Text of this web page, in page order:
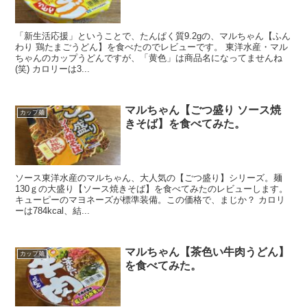
「新生活応援」ということで、たんぱく質9.2gの、マルちゃん【ふん
わり 鶏たまごうどん】を食べたのでレビューです。 東洋水産・マル
ちゃんのカップうどんですが、「黄色」は商品名になってませんね
(笑) カロリーは3...
カップ麺
マルちゃん【ごつ盛り ソース焼
きそば】を食べてみた。
ソース東洋水産のマルちゃん、大人気の【ごつ盛り】シリーズ。麺
130ｇの大盛り【ソース焼きそば】を食べてみたのレビューします。
キューピーのマヨネーズが標準装備。この価格で、まじか？ カロリ
ーは784kcal、結...
カップ麺
マルちゃん【茶色い牛肉うどん】
を食べてみた。